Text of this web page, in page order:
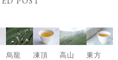
烏龍
凍頂
高山
東方